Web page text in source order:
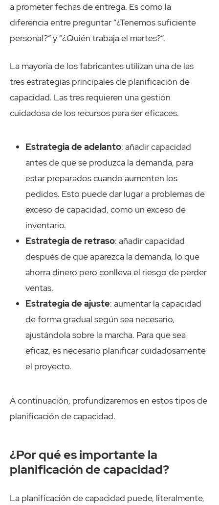
a prometer fechas de entrega. Es como la
diferencia entre preguntar “¿Tenemos suficiente
personal?” y “¿Quién trabaja el martes?”.
La mayoría de los fabricantes utilizan una de las
tres estrategias principales de planificación de
capacidad. Las tres requieren una gestión
cuidadosa de los recursos para ser eficaces.
Estrategia de adelanto: añadir capacidad
antes de que se produzca la demanda, para
estar preparados cuando aumenten los
pedidos. Esto puede dar lugar a problemas de
exceso de capacidad, como un exceso de
inventario.
Estrategia de retraso: añadir capacidad
después de que aparezca la demanda, lo que
ahorra dinero pero conlleva el riesgo de perder
ventas.
Estrategia de ajuste: aumentar la capacidad
de forma gradual según sea necesario,
ajustándola sobre la marcha. Para que sea
eficaz, es necesario planificar cuidadosamente
el proyecto.
A continuación, profundizaremos en estos tipos de
planificación de capacidad.
¿Por qué es importante la
planificación de capacidad?
La planificación de capacidad puede, literalmente,